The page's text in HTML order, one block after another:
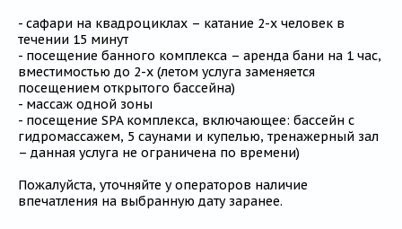
- сафари на квадроциклах – катание 2-х человек в
течении 15 минут
- посещение банного комплекса – аренда бани на 1 час,
вместимостью до 2-х (летом услуга заменяется
посещением открытого бассейна)
- массаж одной зоны
- посещение SPA комплекса, включающее: бассейн с
гидромассажем, 5 саунами и купелью, тренажерный зал
– данная услуга не ограничена по времени)
Пожалуйста, уточняйте у операторов наличие
впечатления на выбранную дату заранее.